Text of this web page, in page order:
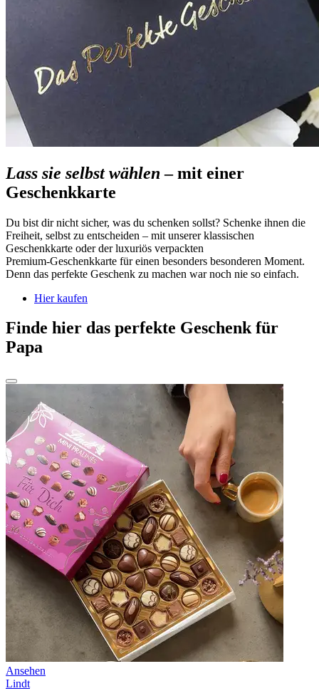
Lass sie selbst wählen – mit einer
Geschenkkarte
Du bist dir nicht sicher, was du schenken sollst? Schenke ihnen die
Freiheit, selbst zu entscheiden – mit unserer klassischen
Geschenkkarte oder der luxuriös verpackten
Premium‑Geschenkkarte für einen besonders besonderen Moment.
Denn das perfekte Geschenk zu machen war noch nie so einfach.
Hier kaufen
Finde hier das perfekte Geschenk für
Papa
Ansehen
Lindt